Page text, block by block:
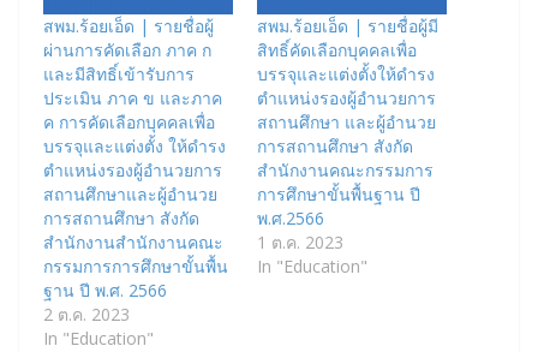
สพม.ร้อยเอ็ด | รายชื่อผู้
ผ่านการคัดเลือก ภาค ก
และมีสิทธิ์เข้ารับการ
ประเมิน ภาค ข และภาค
ค การคัดเลือกบุคคลเพื่อ
บรรจุและแต่งตั้ง ให้ดำรง
ตำแหน่งรองผู้อำนวยการ
สถานศึกษาและผู้อำนวย
การสถานศึกษา สังกัด
สำนักงานสำนักงานคณะ
กรรมการการศึกษาขั้นพื้น
ฐาน ปี พ.ศ. 2566
2 ต.ค. 2023
In "Education"
สพม.ร้อยเอ็ด | รายชื่อผู้มี
สิทธิ์คัดเลือกบุคคลเพื่อ
บรรจุและแต่งตั้งให้ดำรง
ตำแหน่งรองผู้อำนวยการ
สถานศึกษา และผู้อำนวย
การสถานศึกษา สังกัด
สำนักงานคณะกรรมการ
การศึกษาขั้นพื้นฐาน ปี
พ.ศ.2566
1 ต.ค. 2023
In "Education"